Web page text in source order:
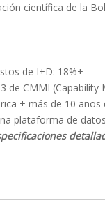
científica de la
de I+D: 18%+
de CMMI
+ más de 10 años
plataforma de